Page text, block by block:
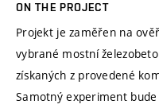
ON THE PROJECT
Projekt je zaměřen na
vybrané mostní
získaných z provedené
Samotný experiment